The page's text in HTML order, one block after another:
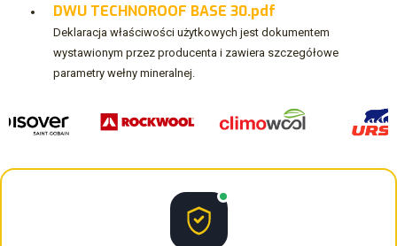
DWU TECHNOROOF BASE 30.pdf
Deklaracja właściwości użytkowych jest dokumentem
wystawionym przez producenta i zawiera szczegółowe
parametry wełny mineralnej.